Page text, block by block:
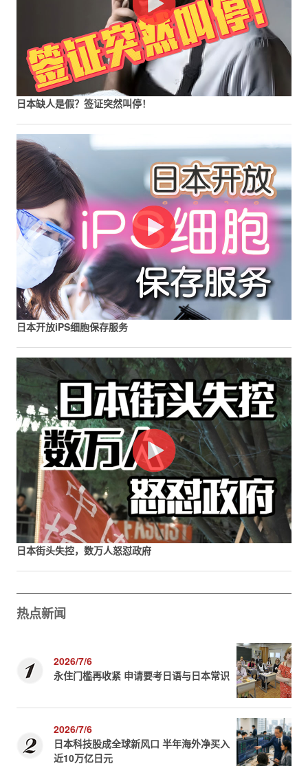
日本缺人是假？签证突然叫停！
日本开放iPS细胞保存服务
日本街头失控，数万人怒怼政府
热点新闻
2026/7/6
永住门槛再收紧 申请要考日语与日本常识
2026/7/6
日本科技股成全球新风口 半年海外净买入
近10万亿日元